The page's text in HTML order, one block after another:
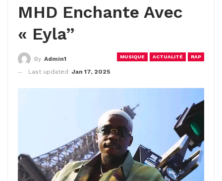
MHD Enchante Avec
« Eyla”
MUSIQUE ACTUALITÉ RAP
By Admin1
Last updated Jan 17, 2025